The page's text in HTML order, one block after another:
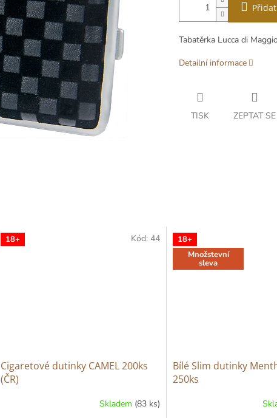
Tabatěrka Lucca di
Detailní informace
TISK ZEPTAT SE
18+
Cigaretové dutinky CAMEL 200ks
(ČR)
Skladem (83 ks)
Kód: 44
18+
Množstevní
sleva
Bílé Slim dutinky
250ks